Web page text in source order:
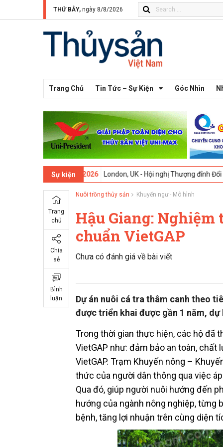
THỨ BẢY, ngày 8/8/2026
Trang Chủ Tin Tức – Sự Kiện Góc Nhìn
Sự kiện
09-02-2026 London, UK - Hội nghị Thượng đỉnh Đổi mới Sáng
Trang
chủ
Chia
sẻ
Bình
luận
Nuôi trồng thủy sản Khuyến ngư - Mô hình
Hậu Giang:
chuẩn VietGAP
Chưa có đánh giá về bài viết
Dự án nuôi cá tra thâm canh theo
được triển khai được gần 1 năm,
Trong thời gian thực hiện, các hộ đã
VietGAP như: đảm bảo an toàn,
VietGAP. Trạm Khuyến nông –
thức của người dân thông qua việc
Qua đó, giúp người nuôi hướng đến
hướng của ngành nông nghiệp, từng
bệnh, tăng lợi nhuận trên cùng diện